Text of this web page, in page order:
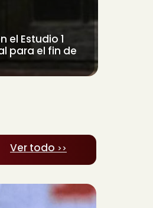
el Estudio 1
para el fin de
Ver todo >>